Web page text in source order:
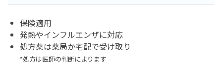
保険適用
発熱やインフルエンザに対応
処方薬は薬局か宅配で受け取り
*処方は医師の判断によります